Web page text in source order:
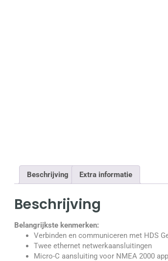
Beschrijving Extra informatie
Beschrijving
Belangrijkste kenmerken:
Verbinden en communiceren met HDS
Twee ethernet netwerkaansluitingen
Micro-C aansluiting voor NMEA 2000